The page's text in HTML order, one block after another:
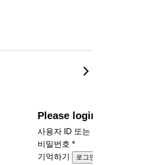
Please login to
사용자 ID 또는 이메일
비밀번호*
기억하기
로그인